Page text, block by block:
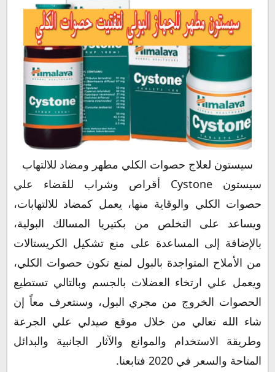
دواعي استعمال دواء سيستون Cystone
موانع استعمال سيستون Cystone
سيستون للأملاح
سيستون للحامل
سيستون للرضاعة
جرعة وطريقة استخدام علاج سيستون Cystone
سيستون أقراص Cystone Tablet
سيستون شراب Cystone Syrup
سيستون بعد الأكل
أين أجد دواء سيستون
بديل سيستون
دواء سيستون للكلى
سعر سيستون في الإمارات العربية المتحدة
سيستون السعودية
سعر سيستون في مصر 2020
حفظ وتخزين سيستون cystone
سيستون لعلاج حصوات الكلي مطهر ومضاد للالتهاب
سيستون Cystone أقراص وشراب للقضاء علي
حصوات الكلي والوقاية منها، يعمل كمضاد للالتهابات،
ويساعد على التخلص من بكتيريا المسالك البولية،
بالإضافة إلى المساعدة على منع تشكيل الكريستالات
من الأملاح المتواجدة بالبول لمنع تكون حصوات الكلي،
ويعمل علي ارتخاء العضلات بالجسم وبالتالي تستطيع
الحصوات الخروج من مجري البول، وسنتعرف معاً إن
شاء الله تعالي من خلال موقع صيدلي علي الجرعة
وطريقة الاستخدام والموانع والآثار الجانبية والبدائل
المتاحة والسعر في 2020 فتابعنا.